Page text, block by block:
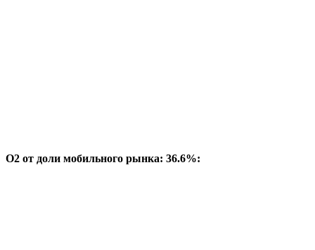
O2 от доли мобильного рынка: 36.6%: